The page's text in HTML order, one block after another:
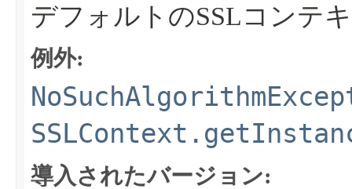
デフォルトのSSLコンテ
例外:
導入されたバージョン: